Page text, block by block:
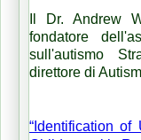
Il Dr. Andrew
fondatore
sull'autismo
direttore di
“Identification